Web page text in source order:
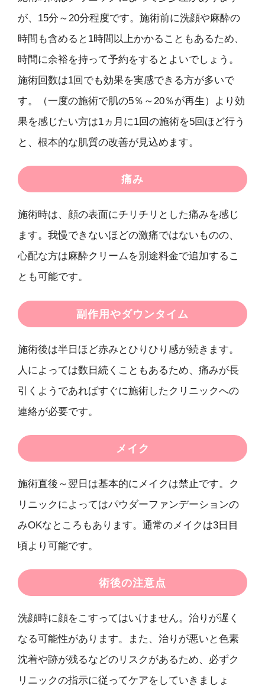
が、15分～20分程度です。施術前に洗顔や麻酔の
時間も含めると1時間以上かかることもあるため、
時間に余裕を持って予約をするとよいでしょう。
施術回数は1回でも効果を実感できる方が多いで
す。（一度の施術で肌の5％～20％が再生）より効
果を感じたい方は1ヵ月に1回の施術を5回ほど行う
と、根本的な肌質の改善が見込めます。
痛み
施術時は、顔の表面にチリチリとした痛みを感じ
ます。我慢できないほどの激痛ではないものの、
心配な方は麻酔クリームを別途料金で追加するこ
とも可能です。
副作用やダウンタイム
施術後は半日ほど赤みとひりひり感が続きます。
人によっては数日続くこともあるため、痛みが長
引くようであればすぐに施術したクリニックへの
連絡が必要です。
メイク
施術直後～翌日は基本的にメイクは禁止です。ク
リニックによってはパウダーファンデーションの
みOKなところもあります。通常のメイクは3日目
頃より可能です。
術後の注意点
洗顔時に顔をこすってはいけません。治りが遅く
なる可能性があります。また、治りが悪いと色素
沈着や跡が残るなどのリスクがあるため、必ずク
リニックの指示に従ってケアをしていきましょ